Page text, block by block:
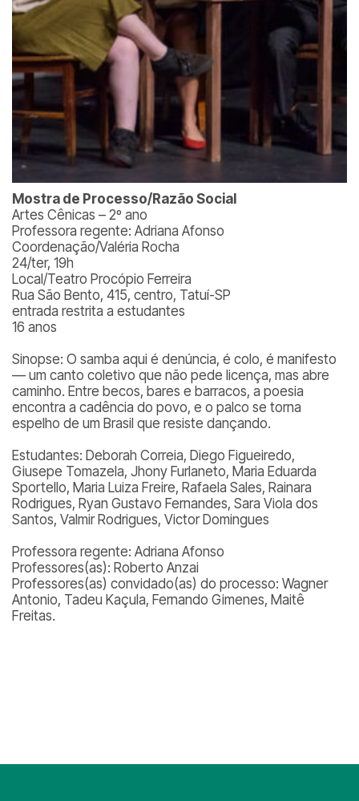
Mostra de Processo/Razão Social
Artes Cênicas – 2º ano
Professora regente: Adriana Afonso
Coordenação/Valéria Rocha
24/ter, 19h
Local/Teatro Procópio Ferreira
Rua São Bento, 415, centro, Tatuí-SP
entrada restrita a estudantes
16 anos
Sinopse: O samba aqui é denúncia, é colo, é manifesto
— um canto coletivo que não pede licença, mas abre
caminho. Entre becos, bares e barracos, a poesia
encontra a cadência do povo, e o palco se torna
espelho de um Brasil que resiste dançando.
Estudantes: Deborah Correia, Diego Figueiredo,
Giusepe Tomazela, Jhony Furlaneto, Maria Eduarda
Sportello, Maria Luiza Freire, Rafaela Sales, Rainara
Rodrigues, Ryan Gustavo Fernandes, Sara Viola dos
Santos, Valmir Rodrigues, Victor Domingues
Professora regente: Adriana Afonso
Professores(as): Roberto Anzai
Professores(as) convidado(as) do processo: Wagner
Antonio, Tadeu Kaçula, Fernando Gimenes, Maitê
Freitas.